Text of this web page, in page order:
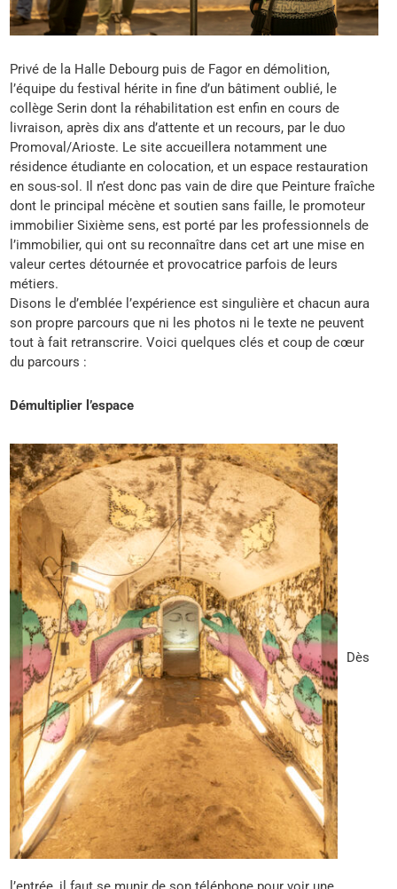
Privé de la Halle Debourg puis de Fagor en démolition,
l’équipe du festival hérite in fine d’un bâtiment oublié, le
collège Serin dont la réhabilitation est enfin en cours de
livraison, après dix ans d’attente et un recours, par le duo
Promoval/Arioste. Le site accueillera notamment une
résidence étudiante en colocation, et un espace restauration
en sous-sol. Il n’est donc pas vain de dire que Peinture fraîche
dont le principal mécène et soutien sans faille, le promoteur
immobilier Sixième sens, est porté par les professionnels de
l’immobilier, qui ont su reconnaître dans cet art une mise en
valeur certes détournée et provocatrice parfois de leurs
métiers.
Disons le d’emblée l’expérience est singulière et chacun aura
son propre parcours que ni les photos ni le texte ne peuvent
tout à fait retranscrire. Voici quelques clés et coup de cœur
du parcours :
Démultiplier l’espace
Dès